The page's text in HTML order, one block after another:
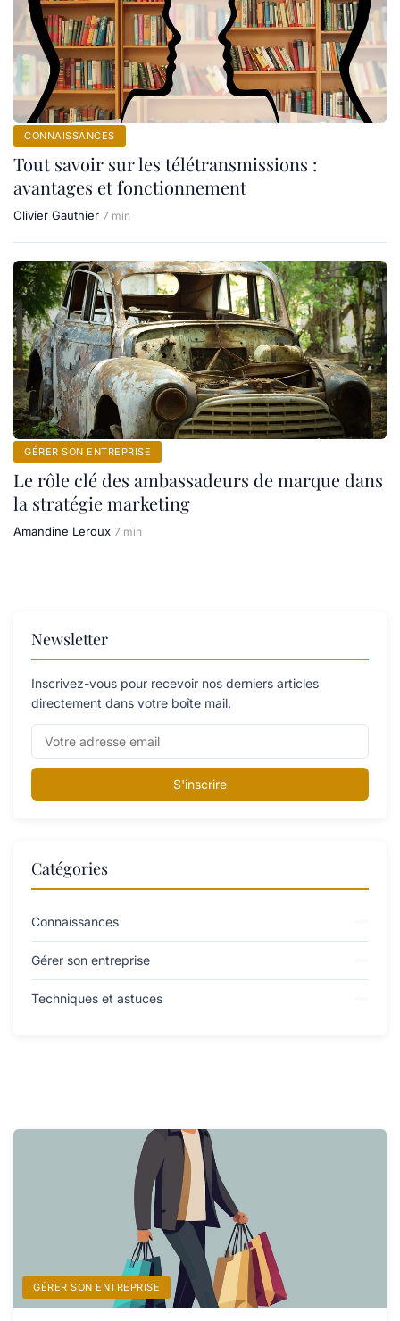
CONNAISSANCES
Tout savoir sur les télétransmissions :
avantages et fonctionnement
Olivier Gauthier 7 min
GÉRER SON ENTREPRISE
Le rôle clé des ambassadeurs de marque dans
la stratégie marketing
Amandine Leroux 7 min
Newsletter
Inscrivez-vous pour recevoir nos derniers articles
directement dans votre boîte mail.
S'inscrire
Catégories
Connaissances
Gérer son entreprise
Techniques et astuces
GÉRER SON ENTREPRISE